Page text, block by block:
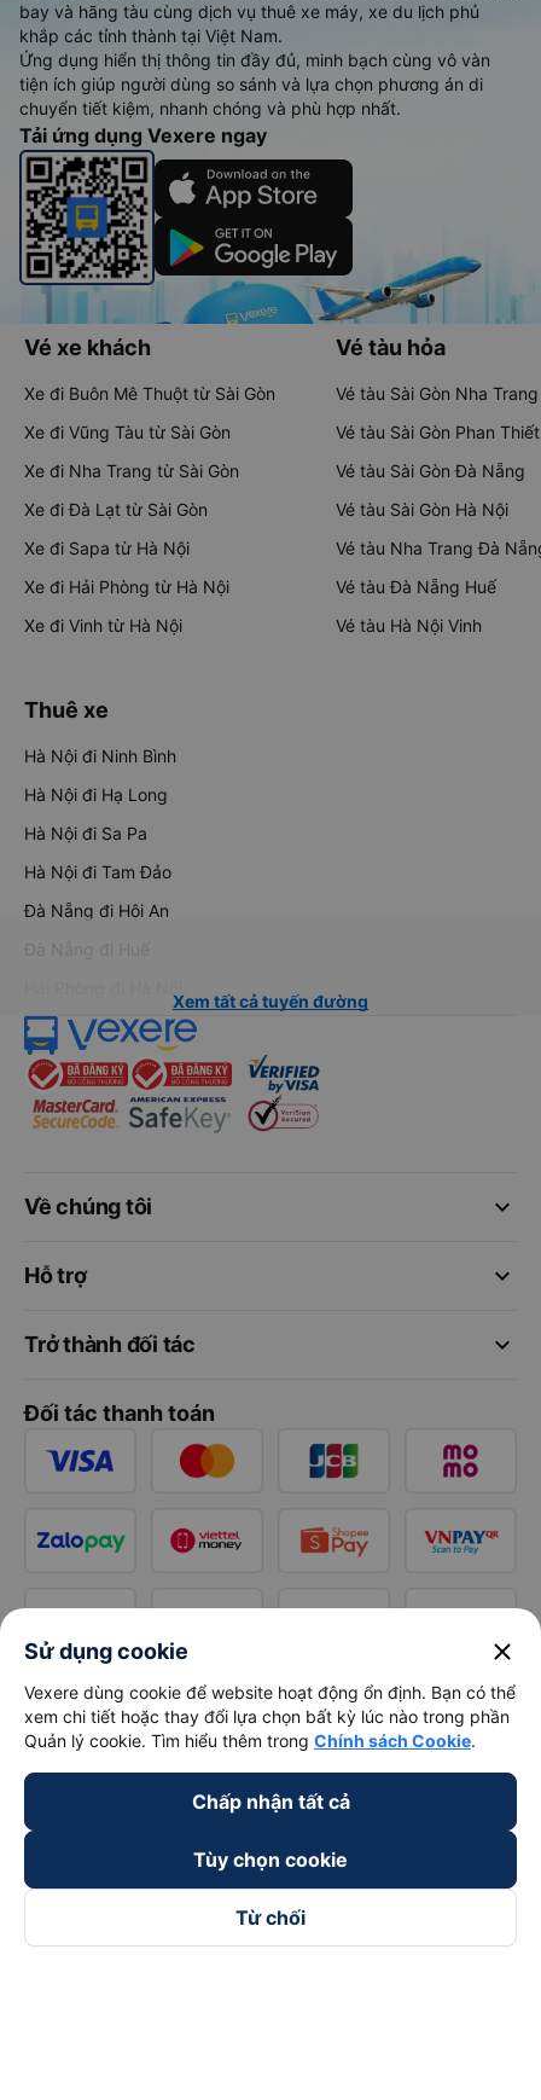
bay và hãng tàu cùng dịch vụ thuê xe máy, xe du lịch phủ
khắp các tỉnh thành tại Việt Nam.
Ứng dụng hiển thị thông tin đầy đủ, minh bạch cùng vô vàn
tiện ích giúp người dùng so sánh và lựa chọn phương án di
chuyển tiết kiệm, nhanh chóng và phù hợp nhất.
Tải ứng dụng Vexere ngay
Vé xe khách
Xe đi Buôn Mê Thuột từ Sài Gòn
Xe đi Vũng Tàu từ Sài Gòn
Xe đi Nha Trang từ Sài Gòn
Xe đi Đà Lạt từ Sài Gòn
Xe đi Sapa từ Hà Nội
Xe đi Hải Phòng từ Hà Nội
Xe đi Vinh từ Hà Nội
Vé tàu hỏa
Vé tàu Sài Gòn Nha Trang
Vé tàu Sài Gòn Phan Thiết
Vé tàu Sài Gòn Đà Nẵng
Vé tàu Sài Gòn Hà Nội
Vé tàu Nha Trang Đà
Vé tàu Đà Nẵng Huế
Vé tàu Hà Nội Vinh
Thuê xe
Hà Nội đi Ninh Bình
Hà Nội đi Hạ Long
Hà Nội đi Sa Pa
Hà Nội đi Tam Đảo
Đà Nẵng đi Hội An
Đà Nẵng đi Huế
Xem tất cả tuyến đường
keyboard_arrow_down
Về chúng tôi
keyboard_arrow_down
Hỗ trợ
keyboard_arrow_down
Trở thành đối tác
Đối tác thanh toán
Sử dụng cookie close
Vexere dùng cookie để website hoạt động ổn định. Bạn có thể
xem chi tiết hoặc thay đổi lựa chọn bất kỳ lúc nào trong phần
Quản lý cookie. Tìm hiểu thêm trong Chính sách Cookie.
Chấp nhận tất cả
Tùy chọn cookie
Từ chối